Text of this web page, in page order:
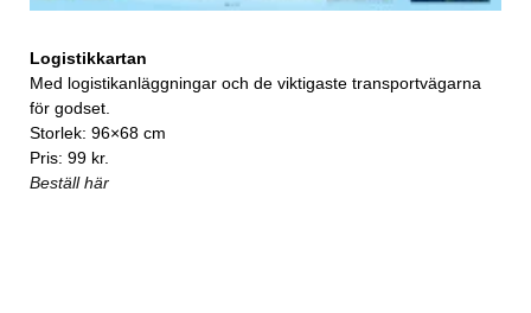
Logistikkartan
Med logistikanläggningar och de viktigaste transportvägarna
för godset.
Storlek: 96×68 cm
Pris: 99 kr.
Beställ här